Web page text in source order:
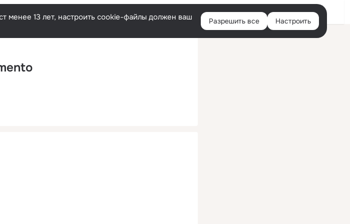
Русский Войти
менее 13 лет, настроить cookie-файлы должен ваш
Разрешить все Настроить